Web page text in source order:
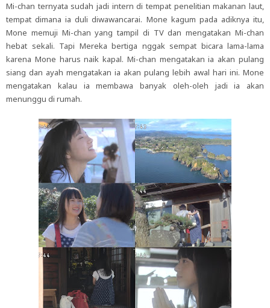
Mi-chan ternyata sudah jadi intern di tempat penelitian makanan laut,
tempat dimana ia duli diwawancarai. Mone kagum pada adiknya itu,
Mone memuji Mi-chan yang tampil di TV dan mengatakan Mi-chan
hebat sekali. Tapi Mereka bertiga nggak sempat bicara lama-lama
karena Mone harus naik kapal. Mi-chan mengatakan ia akan pulang
siang dan ayah mengatakan ia akan pulang lebih awal hari ini. Mone
mengatakan kalau ia membawa banyak oleh-oleh jadi ia akan
menunggu di rumah.